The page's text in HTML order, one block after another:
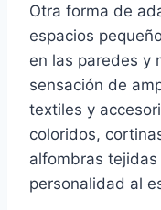
Otra forma de
espacios
en las paredes y
sensación de
textiles y
coloridos,
alfombras
personalidad al